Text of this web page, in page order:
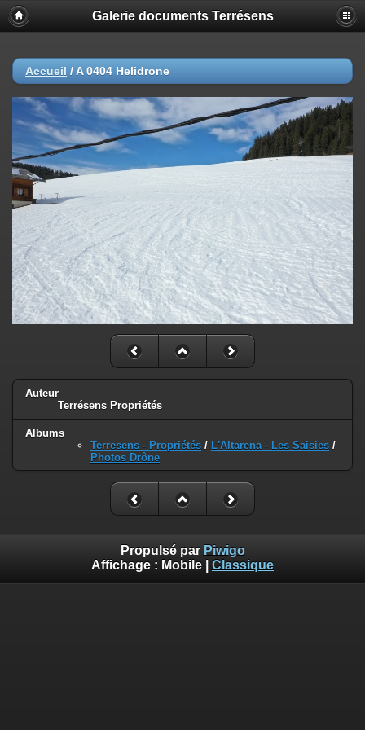
Galerie documents Terrésens
Accueil / A 0404 Helidrone
Auteur
Terrésens Propriétés
Albums
Terresens - Propriétés / L'Altarena - Les Saisies /
Photos Drône
Propulsé par Piwigo
Affichage : Mobile Classique